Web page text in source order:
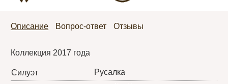
Описание Вопрос-ответ Отзывы
Коллекция 2017 года
Силуэт
Русалка